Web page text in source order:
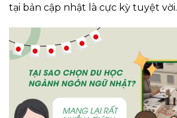
tại bản cập nhật là cực kỳ tuyệt vời.